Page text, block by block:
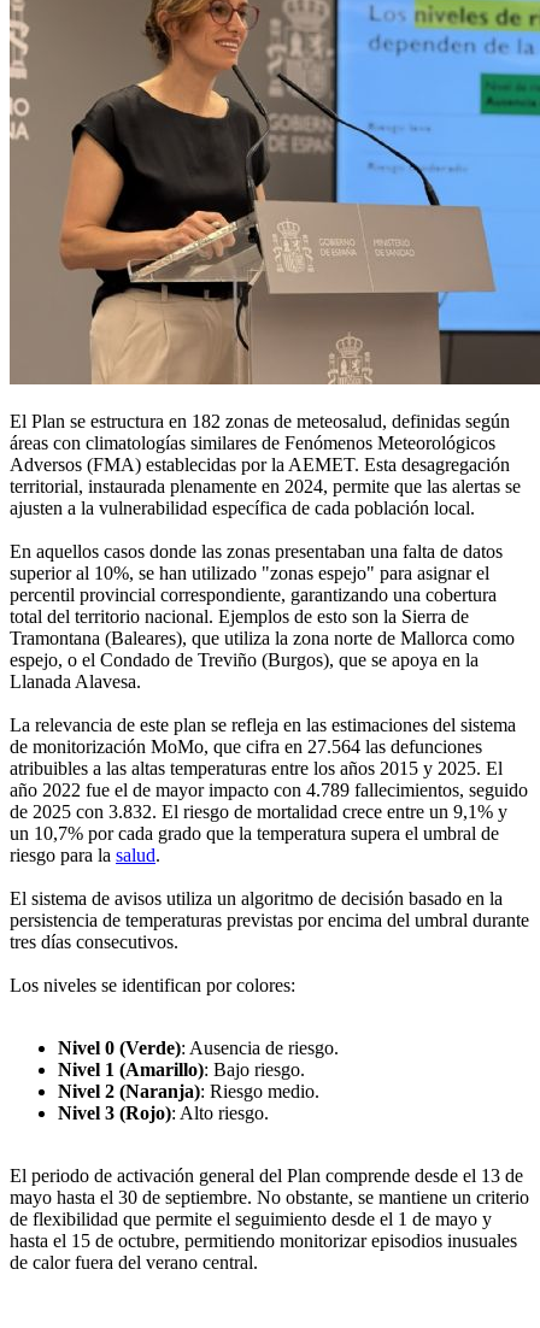
El Plan se estructura en 182 zonas de meteosalud, definidas según
áreas con climatologías similares de Fenómenos Meteorológicos
Adversos (FMA) establecidas por la AEMET. Esta desagregación
territorial, instaurada plenamente en 2024, permite que las alertas se
ajusten a la vulnerabilidad específica de cada población local.
En aquellos casos donde las zonas presentaban una falta de datos
superior al 10%, se han utilizado "zonas espejo" para asignar el
percentil provincial correspondiente, garantizando una cobertura
total del territorio nacional. Ejemplos de esto son la Sierra de
Tramontana (Baleares), que utiliza la zona norte de Mallorca como
espejo, o el Condado de Treviño (Burgos), que se apoya en la
Llanada Alavesa.
La relevancia de este plan se refleja en las estimaciones del sistema
de monitorización MoMo, que cifra en 27.564 las defunciones
atribuibles a las altas temperaturas entre los años 2015 y 2025. El
año 2022 fue el de mayor impacto con 4.789 fallecimientos, seguido
de 2025 con 3.832. El riesgo de mortalidad crece entre un 9,1% y
un 10,7% por cada grado que la temperatura supera el umbral de
riesgo para la salud.
El sistema de avisos utiliza un algoritmo de decisión basado en la
persistencia de temperaturas previstas por encima del umbral durante
tres días consecutivos.
Los niveles se identifican por colores:
Nivel 0 (Verde): Ausencia de riesgo.
Nivel 1 (Amarillo): Bajo riesgo.
Nivel 2 (Naranja): Riesgo medio.
Nivel 3 (Rojo): Alto riesgo.
El periodo de activación general del Plan comprende desde el 13 de
mayo hasta el 30 de septiembre. No obstante, se mantiene un criterio
de flexibilidad que permite el seguimiento desde el 1 de mayo y
hasta el 15 de octubre, permitiendo monitorizar episodios inusuales
de calor fuera del verano central.